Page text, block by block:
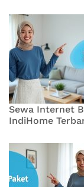
Sewa Internet
IndiHome